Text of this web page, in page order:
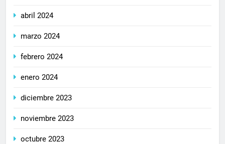
abril 2024
marzo 2024
febrero 2024
enero 2024
diciembre 2023
noviembre 2023
octubre 2023